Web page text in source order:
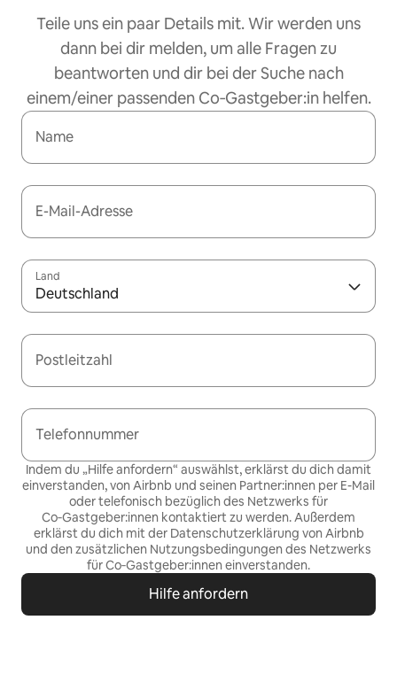
Teile uns ein paar Details mit. Wir werden uns
dann bei dir melden, um alle Fragen zu
beantworten und dir bei der Suche nach
einem/einer passenden Co‑Gastgeber:in helfen.
Name
E-Mail-Adresse
Land
Deutschland
Postleitzahl
Telefonnummer
Indem du „Hilfe anfordern“ auswählst, erklärst du dich damit
einverstanden, von Airbnb und seinen Partner:innen per E-Mail
oder telefonisch bezüglich des Netzwerks für
Co‑Gastgeber:innen kontaktiert zu werden. Außerdem
erklärst du dich mit der Datenschutzerklärung von Airbnb
und denzusätzlichen Nutzungsbedingungen des Netzwerks
für Co‑Gastgeber:inneneinverstanden.
Hilfe anfordern